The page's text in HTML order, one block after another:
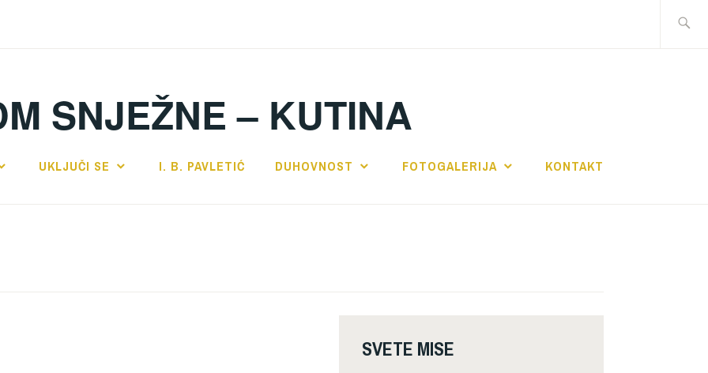
SNJEŽNE – KUTINA
UKLJUČI SE I. B. PAVLETIĆ DUHOVNOST FOTOGALERIJA KONTAKT
SVETE MISE